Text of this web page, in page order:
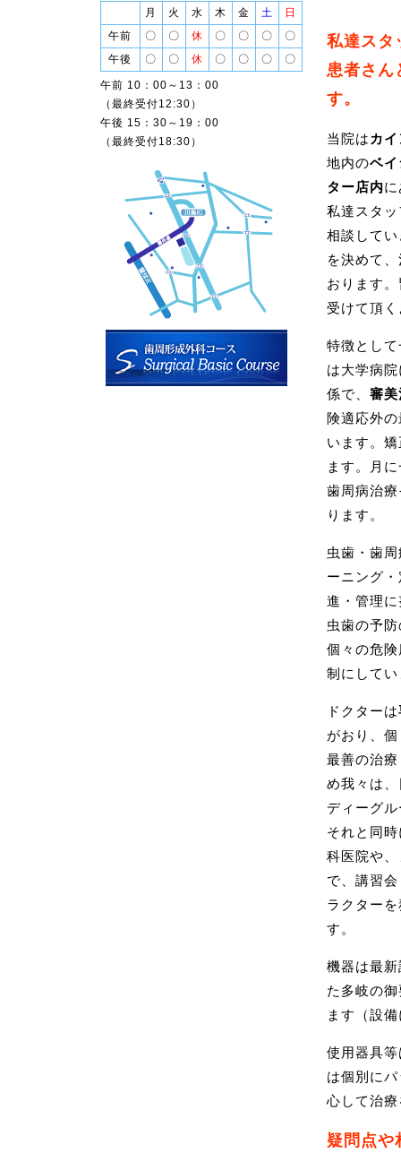
月 火 水 木 金 土
日
午前
〇 〇 休 〇 〇 〇
〇
午後
〇 〇 休 〇 〇 〇 〇
午前 10：00～13：00
（最終受付12:30）
午後 15：30～19：00
（最終受付18:30）
＜矯正歯
７月１０
います。
[2026/06/22]
～お知ら
６月２８
講習会イ
ス）ため
６月２７
勉強会の
[2026/05/08]
＜矯正歯
６月１２
います。
矯正相談
[2026/04/12]
～お知ら
５月３１
講習会イ
～お知ら
５月１６
ご了承く
[2026/04/09]
＜矯正歯
５月８日
ます。
矯正相談
[2026/03/22]
矯正相談
[2026/02/14]
＜矯正歯
３月１３
います。
矯正相談
＜矯正歯
私達スタ
患者さん
す。
当院は カ
地内のベ
ター店内
私達スタ
相談して
を決めて
おります
受けて頂
特徴とし
は大学病
係で、 審
険適応外
います。
ます。月
歯周病治
ります。
虫歯・歯
ーニング
進・管理
虫歯の予
個々の危
制にして
ドクターは
がおり、
最善の治
め我々は
ディーグ
それと同
科医院や
で、講習
ラクター
す。
機器は最
た多岐の
ます（設
使用器具
は個別に
心して治
疑問点や